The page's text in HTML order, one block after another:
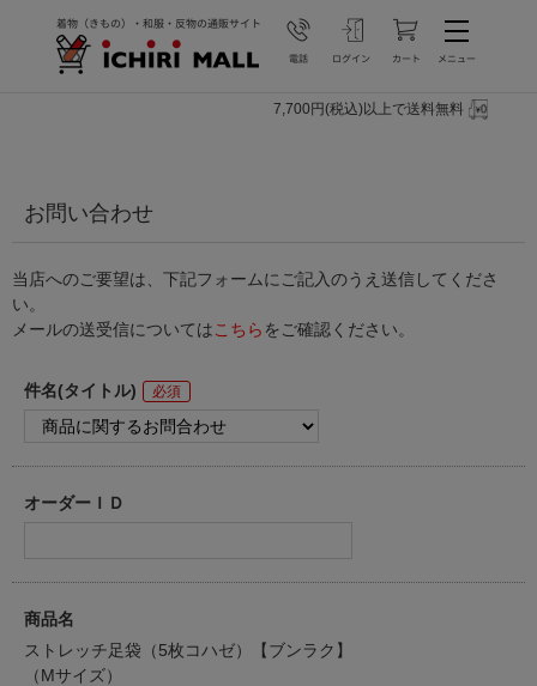
7,700円(税込)以上で送料無料
お問い合わせ
当店へのご要望は、下記フォームにご記入のうえ送信してくださ
い。
メールの送受信については こちら をご確認ください。
件名(タイトル)
オーダーＩＤ
商品名
ストレッチ足袋（5枚コハゼ）【ブンラク】
（Mサイズ）